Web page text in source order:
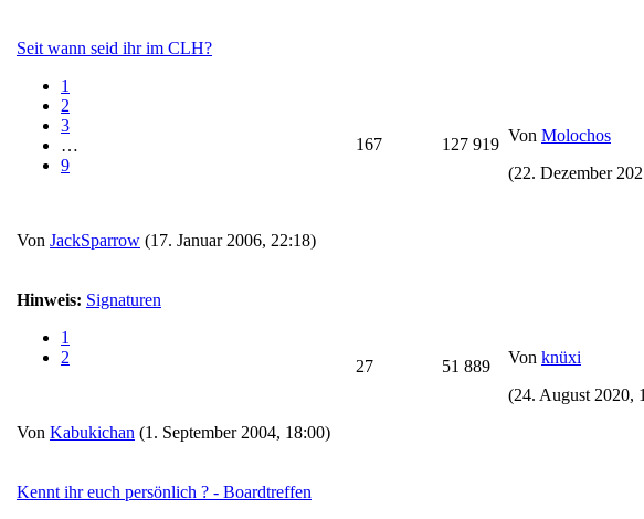
Seit wann seid ihr im CLH?
1
2
3
…
9
Von JackSparrow (17. Januar 2006, 22:18)
167 127 919 Von Molochos
(22. Dezember
Hinweis: Signaturen
1
2
Von Kabukichan (1. September 2004, 18:00)
27 51 889 Von knüxi
(24. August 2020,
Kennt ihr euch persönlich ? - Boardtreffen